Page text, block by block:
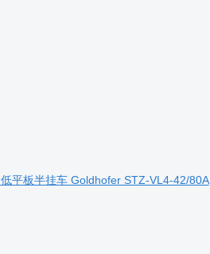
低平板半挂车 Goldhofer STZ-VL4-42/80A